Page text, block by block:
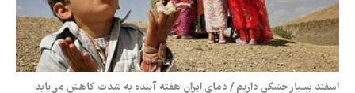
اسفند بسیار خشکی داریم / دمای ایران هفته آینده به شدت کاهش می‌یابد